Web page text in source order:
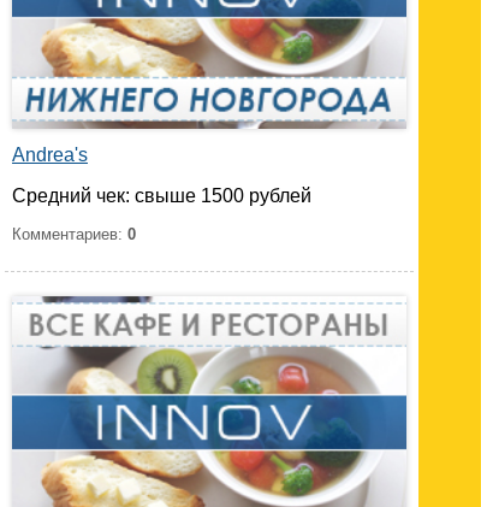
Andrea's
Средний чек: свыше 1500 рублей
Комментариев: 0